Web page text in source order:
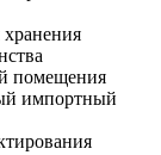
хранения
помещения
импортный